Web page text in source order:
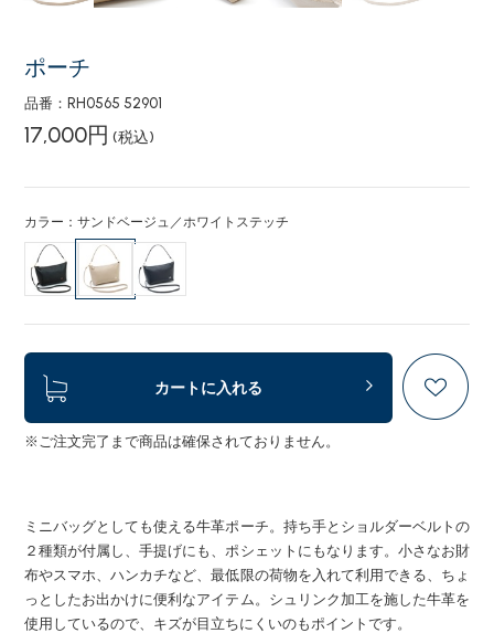
ポーチ
品番：RH0565 52901
17,000円 (税込)
カラー：サンドベージュ／ホワイトステッチ
カートに入れる
※ご注文完了まで商品は確保されておりません。
ミニバッグとしても使える牛革ポーチ。持ち手とショルダーベルトの
２種類が付属し、手提げにも、ポシェットにもなります。小さなお財
布やスマホ、ハンカチなど、最低限の荷物を入れて利用できる、ちょ
っとしたお出かけに便利なアイテム。シュリンク加工を施した牛革を
使用しているので、キズが目立ちにくいのもポイントです。